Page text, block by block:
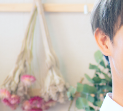
お知らせ
イベント・研修会
隊員紹介
地域紹介